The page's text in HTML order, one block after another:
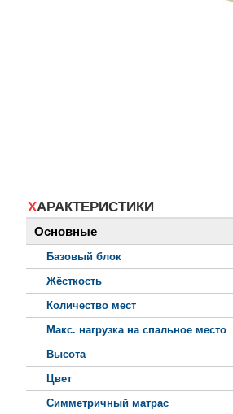
ХАРАКТЕРИСТИКИ
Основные
Базовый блок
Жёсткость
Количество мест
Макс. нагрузка на спальное место
Высота
Цвет
Симметричный матрас